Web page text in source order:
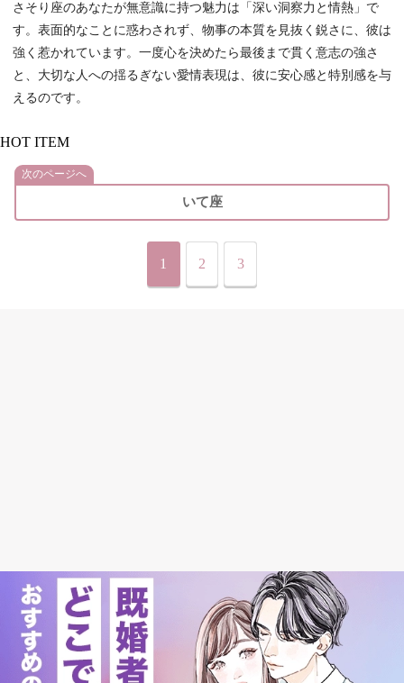
さそり座のあなたが無意識に持つ魅力は「深い洞察力と情熱」で
す。表面的なことに惑わされず、物事の本質を見抜く鋭さに、彼は
強く惹かれています。一度心を決めたら最後まで貫く意志の強さ
と、大切な人への揺るぎない愛情表現は、彼に安心感と特別感を与
えるのです。
HOT ITEM
次のページへ
いて座
1 2 3